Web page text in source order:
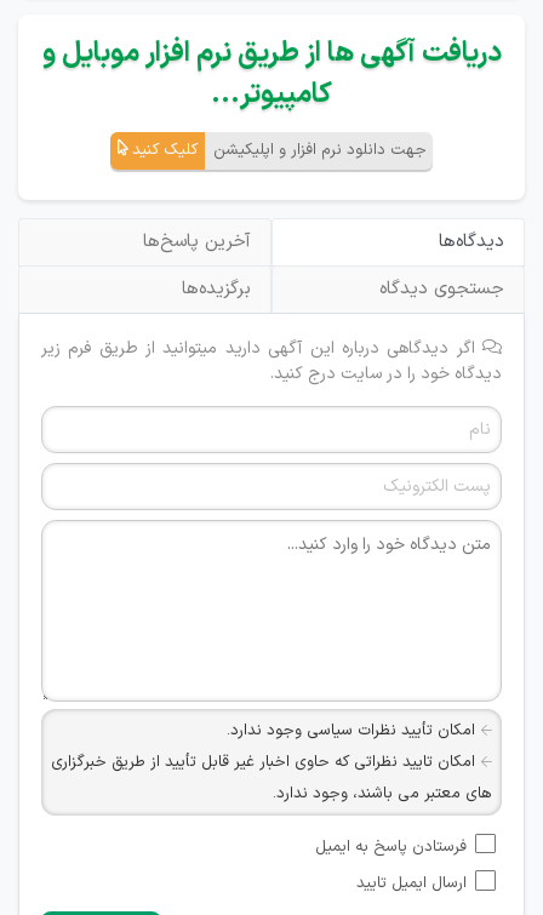
دریافت آگهی ها از طریق نرم افزار موبایل و
کامپیوتر...
جهت دانلود نرم افزار و اپلیکیشن کلیک کنید
دیدگاه‌ها
آخرین پاسخ‌ها
جستجوی دیدگاه
برگزیده‌ها
اگر دیدگاهی درباره این آگهی دارید میتوانید از طریق فرم زیر
دیدگاه خود را در سایت درج کنید.
امکان تأیید نظرات سیاسی وجود ندارد.
امکان تایید نظراتی که حاوی اخبار غیر قابل تأیید از طریق خبرگزاری
های معتبر می باشند، وجود ندارد.
شبکه های مجازی ارتباطی می باشند وجود ندارد.
امکان تأیید نظرات کاربرانی که به هر طریقی قصد مأیوس کردن
فرستادن پاسخ به ایمیل
ارسال ایمیل تایید